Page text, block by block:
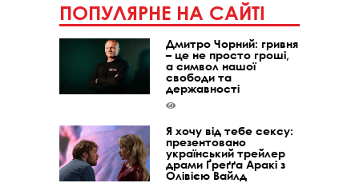
ПОПУЛЯРНЕ НА САЙТІ
Дмитро Чорний: гривня
– це не просто гроші,
а символ нашої
свободи та
державності
Я хочу від тебе сексу:
презентовано
український трейлер
драми Ґреґґа Аракі з
Олівією Вайлд